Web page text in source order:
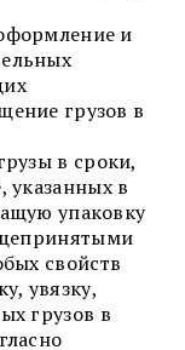
и
грузов в
в сроки,
указанных в
упаковку
свойств
увязку,
грузов в